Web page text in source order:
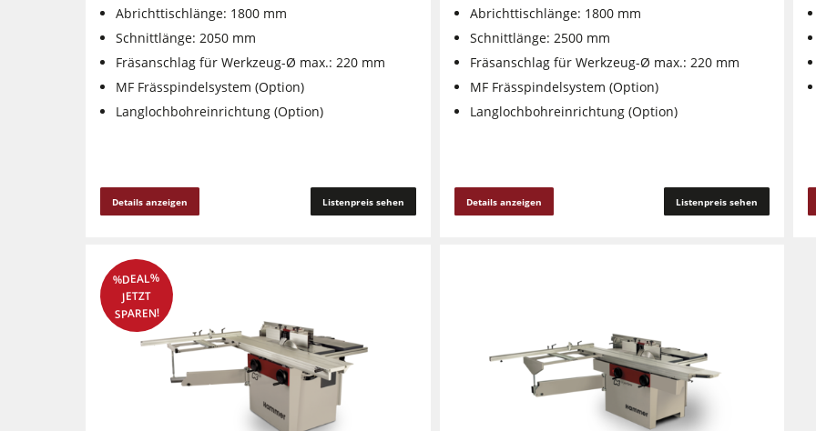
Abrichttischlänge: 1800 mm
Schnittlänge: 2050 mm
Fräsanschlag für Werkzeug-Ø max.: 220 mm
MF Frässpindelsystem (Option)
Langlochbohreinrichtung (Option)
Details anzeigen Listenpreis sehen
Abrichttischlänge: 1800 mm
Schnittlänge: 2500 mm
Fräsanschlag für Werkzeug-Ø max.: 220 mm
MF Frässpindelsystem (Option)
Langlochbohreinrichtung (Option)
Details anzeigen Listenpreis sehen
%DEAL%
JETZT
SPAREN!